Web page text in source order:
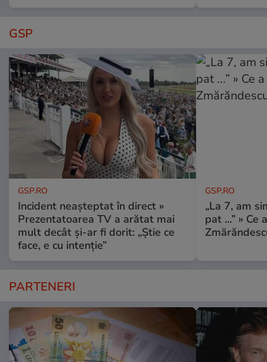
GSP
GSP.RO
Incident neașteptat în direct »
Prezentatoarea TV a arătat mai
mult decât și-ar fi dorit: „Știe ce
face, e cu intenție”
GSP.RO
„La 7, am
pat ...” »
PARTENERI